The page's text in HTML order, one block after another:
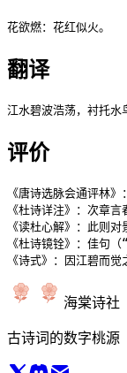
花欲燃：花红似火。
翻译
江水碧波浩荡，衬托水
评价
《唐诗选脉会通评林
《杜诗详注》：次章
《读杜心解》：此则对
《杜诗镜铨》：佳句（
《诗式》：因江碧而
海棠诗社
古诗词的数字桃源